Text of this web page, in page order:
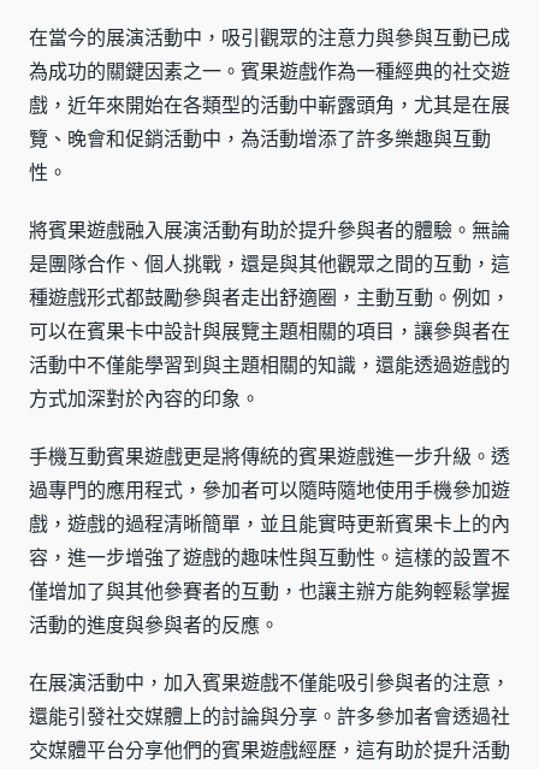
在當今的展演活動中，吸引觀眾的注意力與參與互動已成
為成功的關鍵因素之一。賓果遊戲作為一種經典的社交遊
戲，近年來開始在各類型的活動中嶄露頭角，尤其是在展
覽、晚會和促銷活動中，為活動增添了許多樂趣與互動
性。
將賓果遊戲融入展演活動有助於提升參與者的體驗。無論
是團隊合作、個人挑戰，還是與其他觀眾之間的互動，這
種遊戲形式都鼓勵參與者走出舒適圈，主動互動。例如，
可以在賓果卡中設計與展覽主題相關的項目，讓參與者在
活動中不僅能學習到與主題相關的知識，還能透過遊戲的
方式加深對於內容的印象。
手機互動賓果遊戲更是將傳統的賓果遊戲進一步升級。透
過專門的應用程式，參加者可以隨時隨地使用手機參加遊
戲，遊戲的過程清晰簡單，並且能實時更新賓果卡上的內
容，進一步增強了遊戲的趣味性與互動性。這樣的設置不
僅增加了與其他參賽者的互動，也讓主辦方能夠輕鬆掌握
活動的進度與參與者的反應。
在展演活動中，加入賓果遊戲不僅能吸引參與者的注意，
還能引發社交媒體上的討論與分享。許多參加者會透過社
交媒體平台分享他們的賓果遊戲經歷，這有助於提升活動